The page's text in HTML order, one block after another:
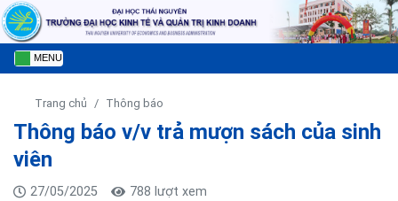
MENU
Trang chủ Thông báo
Thông báo v/v trả mượn sách của sinh
viên
27/05/2025 788 lượt xem